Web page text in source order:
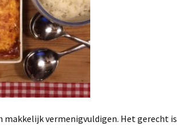
makkelijk vermenigvuldigen. Het gerecht is